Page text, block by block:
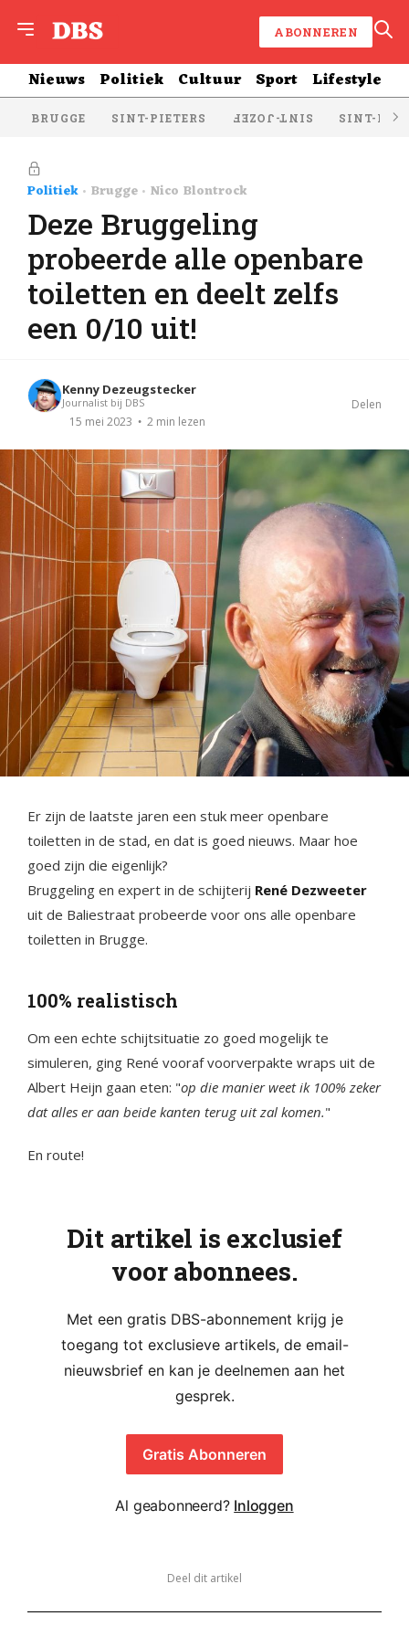
ABONNEREN
Nieuws Politiek Cultuur Sport Lifestyle
BRUGGE SINT-PIETERS SINT-JOZEF SINT-
Politiek Brugge Nico Blontrock
Deze Bruggeling
probeerde alle openbare
toiletten en deelt zelfs
een 0/10 uit!
Kenny Dezeugstecker
Journalist bij DBS
15 mei 2023 2 min lezen
Delen
Er zijn de laatste jaren een stuk meer openbare
toiletten in de stad, en dat is goed nieuws. Maar hoe
goed zijn die eigenlijk?
Bruggeling en expert in de schijterij René Dezweeter
uit de Baliestraat probeerde voor ons alle openbare
toiletten in Brugge.
100% realistisch
Om een echte schijtsituatie zo goed mogelijk te
simuleren, ging René vooraf voorverpakte wraps uit de
Albert Heijn gaan eten: "op die manier weet ik 100% zeker
dat alles er aan beide kanten terug uit zal komen."
En route!
Dit artikel is exclusief
voor abonnees.
Met een gratis DBS-abonnement krijg je
toegang tot exclusieve artikels, de email-
nieuwsbrief en kan je deelnemen aan het
gesprek.
Gratis Abonneren
Al geabonneerd? Inloggen
Deel dit artikel